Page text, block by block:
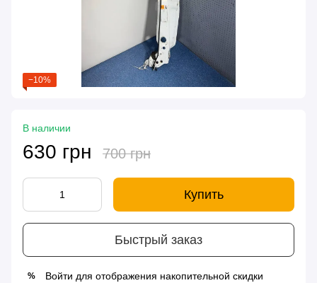
−10%
В наличии
630 грн 700 грн
Купить
Быстрый заказ
% Войти для отображения накопительной скидки